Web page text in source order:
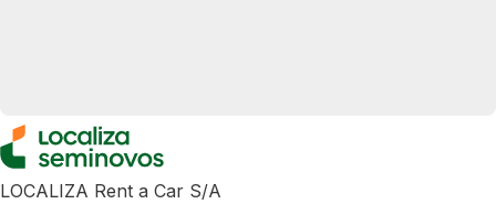
LOCALIZA Rent a Car S/A